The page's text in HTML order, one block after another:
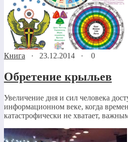
Книга · 23.12.2014 · 0
Обретение крыльев
Увеличение дня и сил человека
информационном веке, когда
катастрофически не хватает,